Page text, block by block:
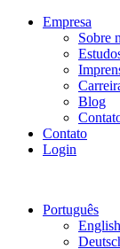
Empresa
Sobre
Blog
Contato
Login
Português
English